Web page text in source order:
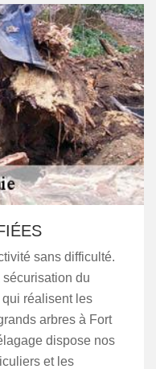
sans difficulté.
sécurisation du
réalisent les
arbres à Fort
dispose nos
et les